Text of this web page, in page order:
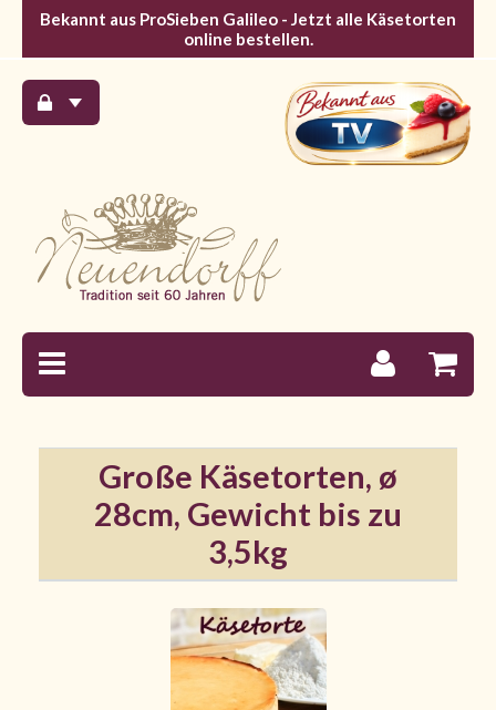
Bekannt aus ProSieben Galileo - Jetzt alle Käsetorten
online bestellen.
Große Käsetorten, ø
28cm, Gewicht bis zu
3,5kg